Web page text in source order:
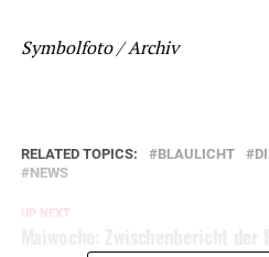
Symbolfoto / Archiv
RELATED TOPICS: BLAULICHT
NEWS
UP NEXT